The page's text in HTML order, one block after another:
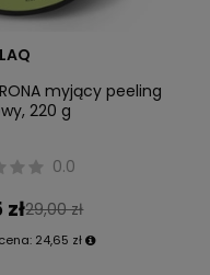
LAQ
myjący peeling
220 g
0.0
29,00 zł
24,65 zł